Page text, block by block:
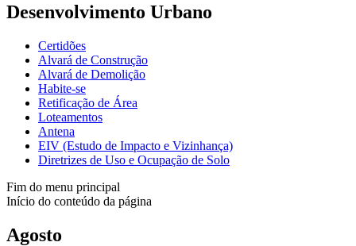
Desenvolvimento Urbano
Certidões
Alvará de Construção
Alvará de Demolição
Habite-se
Retificação de Área
Loteamentos
Antena
EIV (Estudo de Impacto e Vizinhança)
Diretrizes de Uso e Ocupação de Solo
Fim do menu principal
Início do conteúdo da página
Agosto